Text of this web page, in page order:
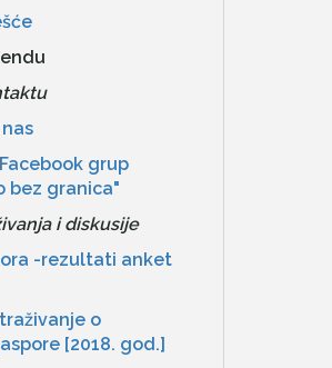
grup
bez granica"
i diskusije
-rezultati anket
o
[2018. god.]